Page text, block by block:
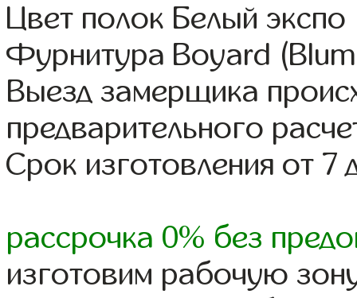
Цвет полок Белый экспо
Фурнитура Boyard
Выезд замерщика
предварительного
Срок изготовления от 7
рассрочка 0% без
изготовим рабочую